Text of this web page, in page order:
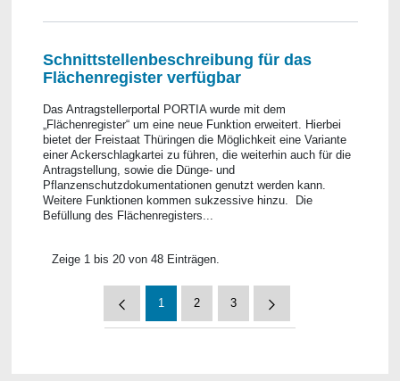
Schnittstellenbeschreibung für das
Flächenregister verfügbar
Das Antragstellerportal PORTIA wurde mit dem
„Flächenregister“ um eine neue Funktion erweitert. Hierbei
bietet der Freistaat Thüringen die Möglichkeit eine Variante
einer Ackerschlagkartei zu führen, die weiterhin auch für die
Antragstellung, sowie die Dünge- und
Pflanzenschutzdokumentationen genutzt werden kann.
Weitere Funktionen kommen sukzessive hinzu. Die
Befüllung des Flächenregisters...
Zeige 1 bis 20 von 48 Einträgen.
Seite
1 Seite
2 Seite
3